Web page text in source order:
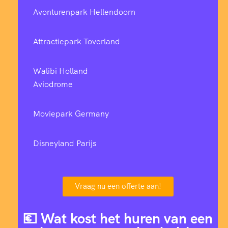
Avonturenpark Hellendoorn
Attractiepark Toverland
Walibi Holland
Aviodrome
Moviepark Germany
Disneyland Parijs
Vraag nu een offerte aan!
💶 Wat kost het huren van een